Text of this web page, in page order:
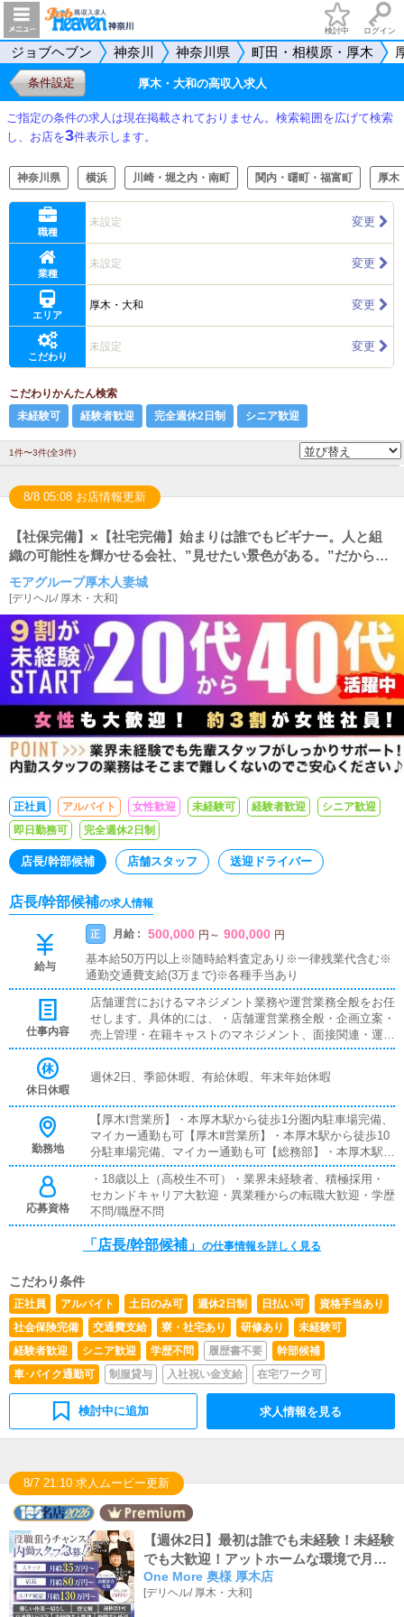
検討中 ログイン
ジョブヘブン 神奈川 神奈川県 町田・相模原・厚木
条件設定 厚木・大和の高収入求人
ご指定の条件の求人は現在掲載されておりません。検索範囲を広げて検索
し、お店を3件表示します。
神奈川県 横浜 川崎・堀之内・南町 関内・曙町・福富町 厚木
職種
未設定 変更
業種
未設定 変更
エリア
厚木・大和 変更
こだわり
未設定 変更
こだわりかんたん検索
未経験可
経験者歓迎 完全週休2日制 シニア歓迎
1件〜3件(全3件)
8/8 05:08 お店情報更新
【社保完備】×【社宅完備】始まりは誰でもビギナー。人と組
織の可能性を輝かせる会社、”見せたい景色がある。”だから成
長できる。
モアグループ厚木人妻城
[デリヘル/ 厚木・大和]
正社員 アルバイト 女性歓迎 未経験可 経験者歓迎
シニア歓迎
即日勤務可
完全週休2日制
店長/幹部候補 店舗スタッフ 送迎ドライバー
店長/幹部候補の求人情報
給与
正 月給 : 500,000 円 ～ 900,000 円
基本給50万円以上※随時給料査定あり※一律残業代含む※
通勤交通費支給(3万まで)※各種手当あり
仕事内容
店舗運営におけるマネジメント業務や運営業務全般をお任
せします。具体的には、・店舗運営業務全般・企画立案・
売上管理・在籍キャストのマネジメント、面接関連・運営
スタッフ管理・店舗を作り上げるマネジメント業務 など
み、アイディアなどを反映し、お客様やコンパニオンさ
ます。
休日休暇
週休2日、季節休暇、有給休暇、年末年始休暇
勤務地
【厚木Ⅰ営業所】・本厚木駅から徒歩1分圏内駐車場完備、
マイカー通勤も可【厚木Ⅱ営業所】・本厚木駅から徒歩10
分駐車場完備、マイカー通勤も可【総務部】・本厚木駅か
ら徒歩5分圏内【小田原営業所】・小田原駅から徒歩3分
圏内駐車場完備、マイカー通勤も可【東横営業所】・武蔵
小杉駅から徒歩5分圏内駐車場完備、マイカー通勤も可
【池袋営業所】・池袋駅から徒歩5分圏内
応募資格
・18歳以上（高校生不可）・業界未経験者、積極採用・
セカンドキャリア大歓迎・異業種からの転職大歓迎・学歴
不問/職歴不問
「店長/幹部候補」 の仕事情報を詳しく見る
こだわり条件
正社員 アルバイト 土日のみ可 週休2日制 日払い可
資格手当あり
社会保険完備
交通費支給 寮・社宅あり 研修あり
未経験可
経験者歓迎
シニア歓迎 学歴不問 履歴書不要
幹部候補
車･バイク通勤可
制服貸与 入社祝い金支給 在宅ワーク可
検討中に追加 求人情報を見る
8/7 21:10 求人ムービー更新
【週休2日】最初は誰でも未経験！未経験
でも大歓迎！アットホームな環境で月収3
5万スタート！！！
One More 奥様 厚木店
[デリヘル/ 厚木・大和]